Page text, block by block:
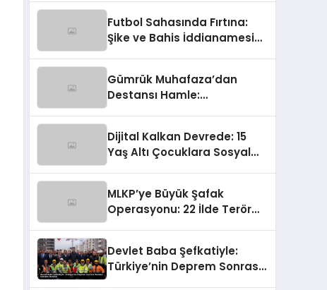
Futbol Sahasında Fırtına:
Şike ve Bahis İddianamesi
Gümrük Muhafaza’dan
Destansı Hamle:
Tokat
Dijital Kalkan Devrede: 15
Yaş Altı Çocuklara Sosyal
MLKP’ye Büyük Şafak
Operasyonu: 22 İlde Terör
Devlet Baba Şefkatiyle:
Türkiye’nin Deprem Sonrası